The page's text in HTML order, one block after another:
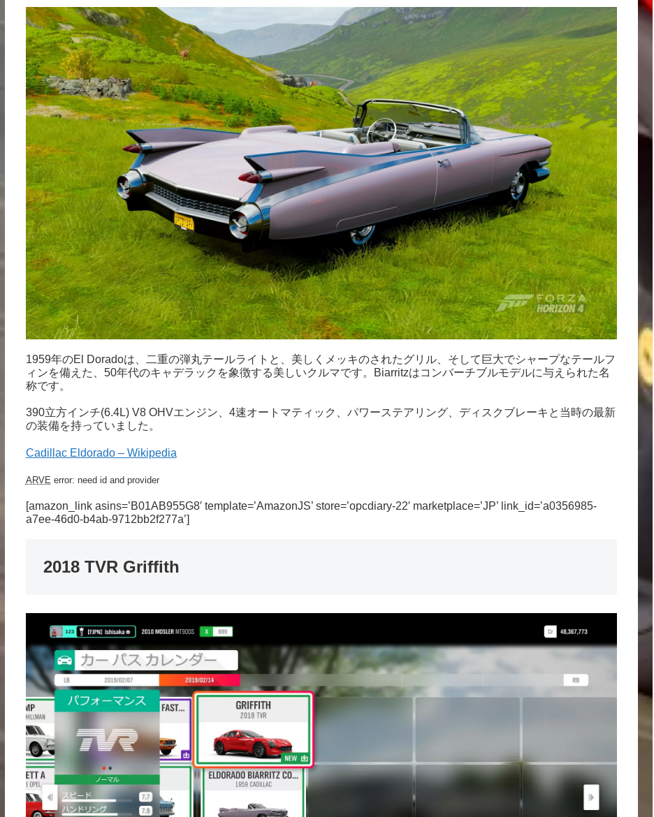
1959年のEl Doradoは、二重の弾丸テールライトと、美しくメッキのされたグリル、そして巨大でシャープなテールフ
ィンを備えた、50年代のキャデラックを象徴する美しいクルマです。Biarritzはコンバーチブルモデルに与えられた名
称です。
390立方インチ(6.4L) V8 OHVエンジン、4速オートマティック、パワーステアリング、ディスクブレーキと当時の最新
の装備を持っていました。
Cadillac Eldorado – Wikipedia
ARVE error: need id and provider
[amazon_link asins=’B01AB955G8′ template=’AmazonJS’ store=’opcdiary-22′ marketplace=’JP’ link_id=’a0356985-
a7ee-46d0-b4ab-9712bb2f277a’]
2018 TVR Griffith